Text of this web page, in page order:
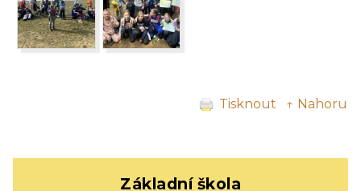
Tisknout ↑ Nahoru
Základní škola